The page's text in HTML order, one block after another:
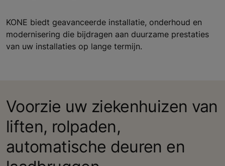
KONE biedt geavanceerde installatie, onderhoud en
modernisering die bijdragen aan duurzame prestaties
van uw installaties op lange termijn.
Voorzie uw ziekenhuizen van
liften, rolpaden,
automatische deuren en